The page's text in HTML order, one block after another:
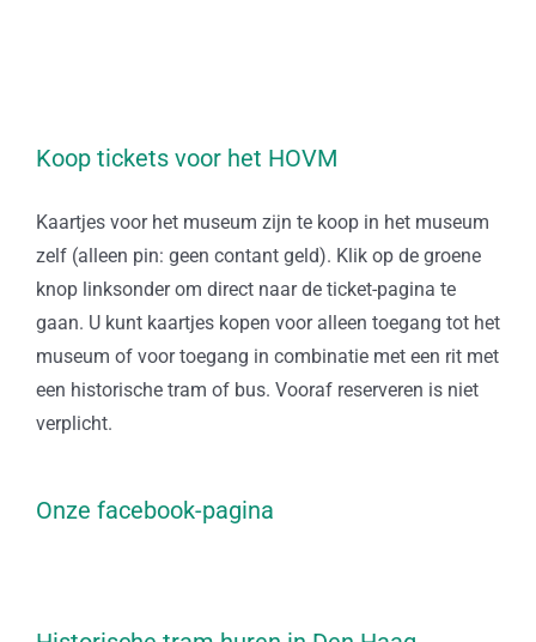
Koop tickets voor het HOVM
Kaartjes voor het museum zijn te koop in het museum
zelf (alleen pin: geen contant geld). Klik op de groene
knop linksonder om direct naar de ticket-pagina te
gaan. U kunt kaartjes kopen voor alleen toegang tot het
museum of voor toegang in combinatie met een rit met
een historische tram of bus. Vooraf reserveren is niet
verplicht.
Onze facebook-pagina